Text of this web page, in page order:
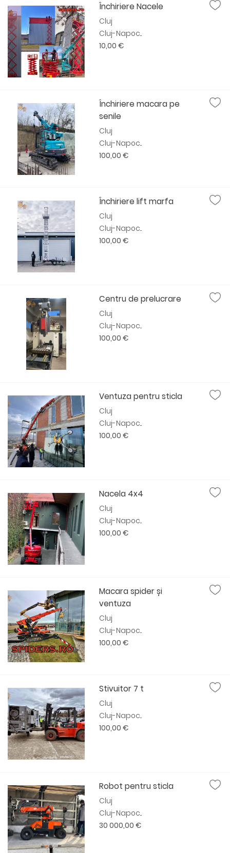
Închiriere Nacele
Cluj
Cluj-Napoc...
10,00 €
Închiriere macara pe
senile
Cluj
Cluj-Napoc...
100,00 €
Închiriere lift marfa
Cluj
Cluj-Napoc...
100,00 €
Centru de prelucrare
Cluj
Cluj-Napoc...
100,00 €
Ventuza pentru sticla
Cluj
Cluj-Napoc...
100,00 €
Nacela 4x4
Cluj
Cluj-Napoc...
100,00 €
Macara spider și
ventuza
Cluj
Cluj-Napoc...
100,00 €
Stivuitor 7 t
Cluj
Cluj-Napoc...
100,00 €
Robot pentru sticla
Cluj
Cluj-Napoc...
30 000,00 €